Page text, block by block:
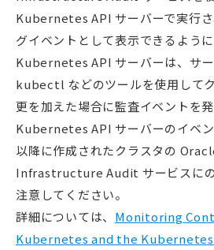
Kubernetes API サーバーで実行
グイベントとして表示できるように
Kubernetes API サーバーは、サー
kubectl などのツールを使用して
更を加えた場合に監査イベントを発
Kubernetes API サーバーのイベ
以降に作成されたクラスタの
Infrastructure Audit サービスに
注意してください。
詳細については、 Monitoring
Kubernetes and the